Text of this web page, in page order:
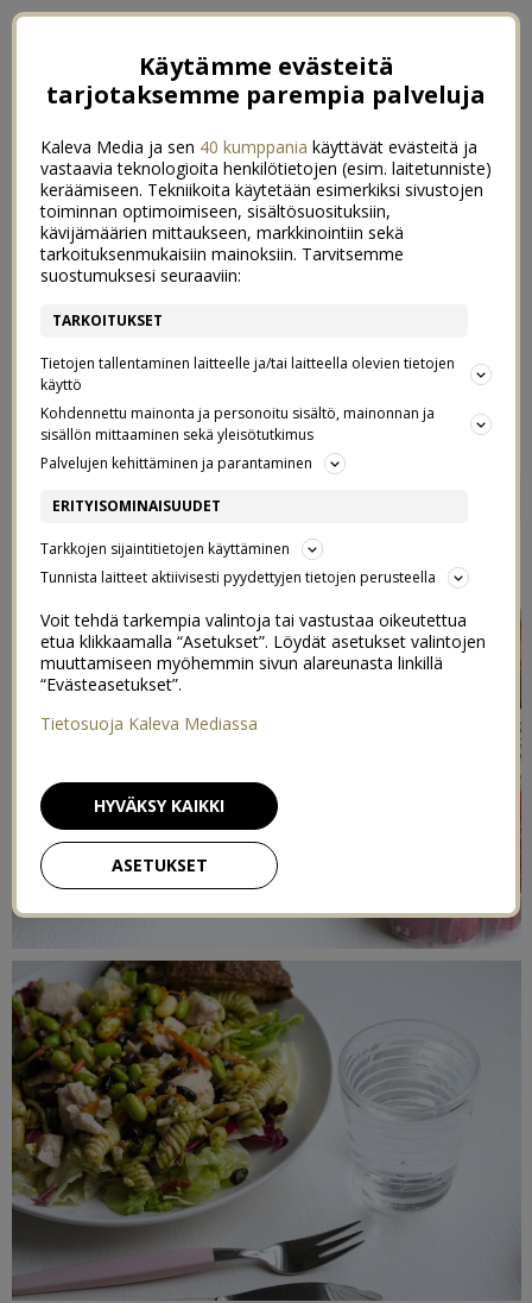
EAT AWAY FRESH CORNER
(SIS ARVONNAN)
24/02/2015
Käytämme evästeitä
tarjotaksemme parempia palveluja
Kaleva Media ja sen 40 kumppania käyttävät evästeitä ja
vastaavia teknologioita henkilötietojen (esim. laitetunniste)
keräämiseen. Tekniikoita käytetään esimerkiksi sivustojen
toiminnan optimoimiseen, sisältösuosituksiin,
kävijämäärien mittaukseen, markkinointiin sekä
tarkoituksenmukaisiin mainoksiin. Tarvitsemme
suostumuksesi seuraaviin:
TARKOITUKSET
Tietojen tallentaminen laitteelle ja/tai laitteella olevien tietojen
käyttö
Kohdennettu mainonta ja personoitu sisältö, mainonnan ja
sisällön mittaaminen sekä yleisötutkimus
Palvelujen kehittäminen ja parantaminen
ERITYISOMINAISUUDET
Tarkkojen sijaintitietojen käyttäminen
Tunnista laitteet aktiivisesti pyydettyjen tietojen perusteella
Voit tehdä tarkempia valintoja tai vastustaa oikeutettua
etua klikkaamalla “Asetukset”. Löydät asetukset valintojen
muuttamiseen myöhemmin sivun alareunasta linkillä
“Evästeasetukset”.
Tietosuoja Kaleva Mediassa
ASETUKSET
HYVÄKSY KAIKKI